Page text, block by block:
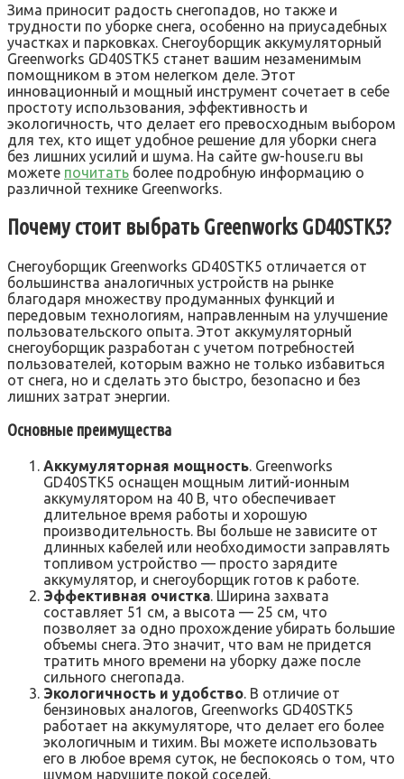
Зима приносит радость снегопадов, но также и
трудности по уборке снега, особенно на приусадебных
участках и парковках. Снегоуборщик аккумуляторный
Greenworks GD40STK5 станет вашим незаменимым
помощником в этом нелегком деле. Этот
инновационный и мощный инструмент сочетает в себе
простоту использования, эффективность и
экологичность, что делает его превосходным выбором
для тех, кто ищет удобное решение для уборки снега
без лишних усилий и шума. На сайте gw-house.ru вы
можете почитать более подробную информацию о
различной технике Greenworks.
Почему стоит выбрать Greenworks GD40STK5?
Снегоуборщик Greenworks GD40STK5 отличается от
большинства аналогичных устройств на рынке
благодаря множеству продуманных функций и
передовым технологиям, направленным на улучшение
пользовательского опыта. Этот аккумуляторный
снегоуборщик разработан с учетом потребностей
пользователей, которым важно не только избавиться
от снега, но и сделать это быстро, безопасно и без
лишних затрат энергии.
Основные преимущества
Аккумуляторная мощность. Greenworks
GD40STK5 оснащен мощным литий-ионным
аккумулятором на 40 В, что обеспечивает
длительное время работы и хорошую
производительность. Вы больше не зависите от
длинных кабелей или необходимости заправлять
топливом устройство — просто зарядите
аккумулятор, и снегоуборщик готов к работе.
Эффективная очистка. Ширина захвата
составляет 51 см, а высота — 25 см, что
позволяет за одно прохождение убирать большие
объемы снега. Это значит, что вам не придется
тратить много времени на уборку даже после
сильного снегопада.
Экологичность и удобство. В отличие от
бензиновых аналогов, Greenworks GD40STK5
работает на аккумуляторе, что делает его более
экологичным и тихим. Вы можете использовать
его в любое время суток, не беспокоясь о том, что
шумом нарушите покой соседей.